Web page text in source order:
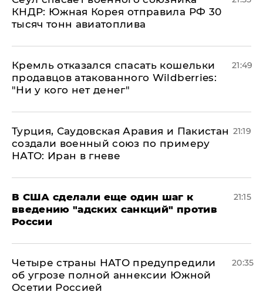
КНДР: Южная Корея отправила РФ 30
тысяч тонн авиатоплива
Кремль отказался спасать кошельки
продавцов атакованного Wildberries:
"Ни у кого нет денег"
21:49
Турция, Саудовская Аравия и Пакистан
создали военный союз по примеру
НАТО: Иран в гневе
21:19
В США сделали еще один шаг к
введению "адских санкций" против
России
21:15
Четыре страны НАТО предупредили
об угрозе полной аннексии Южной
Осетии Россией
20:35